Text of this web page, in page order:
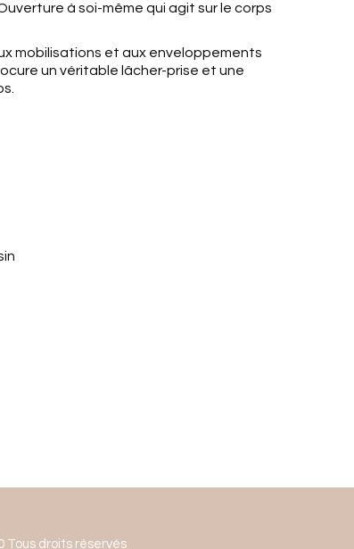
à soi-même qui agit sur le corps
mobilisations et aux enveloppements
un véritable lâcher-prise et une
Tous droits réservés